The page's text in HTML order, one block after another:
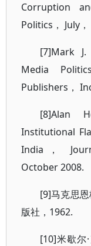
Corruption
Politics， July
[7]Mark
Media
Publishers，
[8]Alan
Institutional
India，
October 2008.
[9]马克思
版社，1962.
[10]米歇尔